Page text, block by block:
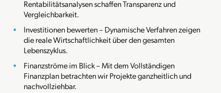
Rentabilitätsanalysen schaffen Transparenz und
Vergleichbarkeit.
Investitionen bewerten – Dynamische Verfahren zeigen
die reale Wirtschaftlichkeit über den gesamten
Lebenszyklus.
Finanzströme im Blick – Mit dem Vollständigen
Finanzplan betrachten wir Projekte ganzheitlich und
nachvollziehbar.